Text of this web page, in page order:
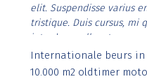
elit. Suspendisse varius
tristique. Duis cursus, mi
interdum nulla, ut
Aenean faucibus nibh et
imperdiet. Nunc ut sem
Internationale beurs
10.000 m2 oldtimer